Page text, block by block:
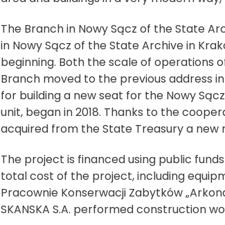
The Branch in Nowy Sącz of the State
in Nowy Sącz of the State Archive in
beginning. Both the scale of operations
Branch moved to the previous address
for building a new seat for the Nowy
unit, began in 2018. Thanks to the
acquired from the State Treasury a new
The project is financed using public
total cost of the project, including
Pracownie Konserwacji Zabytków
SKANSKA S.A. performed construction